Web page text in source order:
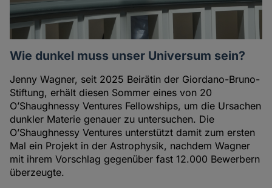
Wie dunkel muss unser Universum sein?
Jenny Wagner, seit 2025 Beirätin der Giordano-Bruno-
Stiftung, erhält diesen Sommer eines von 20
O’Shaughnessy Ventures Fellowships, um die Ursachen
dunkler Materie genauer zu untersuchen. Die
O’Shaughnessy Ventures unterstützt damit zum ersten
Mal ein Projekt in der Astrophysik, nachdem Wagner
mit ihrem Vorschlag gegenüber fast 12.000 Bewerbern
überzeugte.